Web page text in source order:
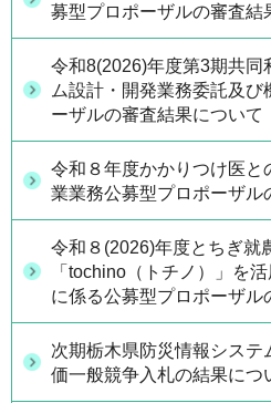
募型プロポーザルの審査結
令和8(2026)年度第3期共同
ム設計・開発業務委託及
ーザルの審査結果について
令和８年度かかりつけ医と
業業務公募型プロポーザル
令和８(2026)年度とちぎ就
「tochino（トチノ）」を
に係る公募型プロポーザル
次期栃木県防災情報シス
価一般競争入札の結果につ